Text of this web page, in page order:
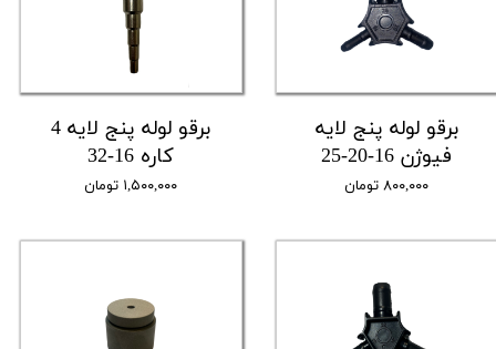
برقو لوله پنج لایه
فیوژن 16-20-25
۸۰۰,۰۰۰ تومان
برقو لوله پنج لایه 4
کاره 16-32
۱,۵۰۰,۰۰۰ تومان